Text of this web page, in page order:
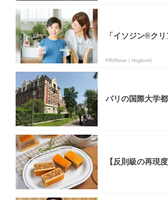
「イソジン®ク
PR(iNova｜Hugkum)
パリの国際大学
【反則級の再現